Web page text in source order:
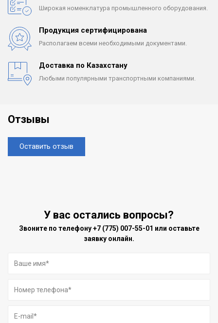
Широкая номенклатура промышленного оборудования.
Продукция сертифицирована
Располагаем всеми необходимыми документами.
Доставка по Казахстану
Любыми популярными транспортными компаниями.
Отзывы
Оставить отзыв
У вас остались вопросы?
Звоните по телефону+7 (775) 007-55-01 или оставьте
заявку онлайн.